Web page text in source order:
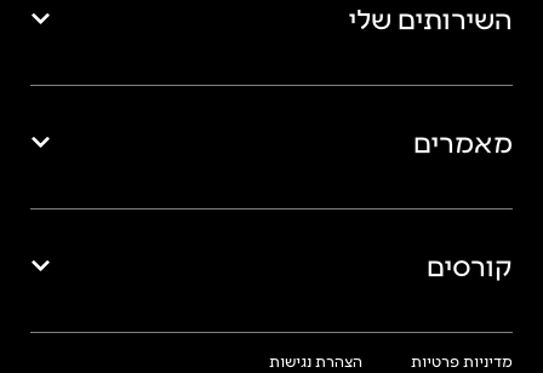
השירותים שלי
מאמרים
קורסים
מדיניות פרטיות הצהרת נגישות